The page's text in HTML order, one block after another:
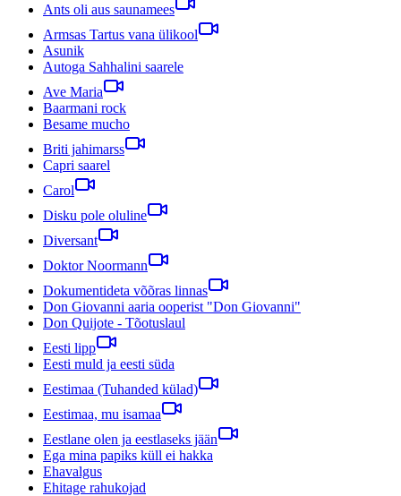
Ants oli aus saunamees
Armsas Tartus vana ülikool
Asunik
Autoga Sahhalini saarele
Ave Maria
Baarmani rock
Besame mucho
Briti jahimarss
Capri saarel
Carol
Disku pole oluline
Diversant
Doktor Noormann
Dokumentideta võõras linnas
Don Giovanni aaria ooperist "Don Giovanni"
Don Quijote - Tõotuslaul
Eesti lipp
Eesti muld ja eesti süda
Eestimaa (Tuhanded külad)
Eestimaa, mu isamaa
Eestlane olen ja eestlaseks jään
Ega mina papiks küll ei hakka
Ehavalgus
Ehitage rahukojad